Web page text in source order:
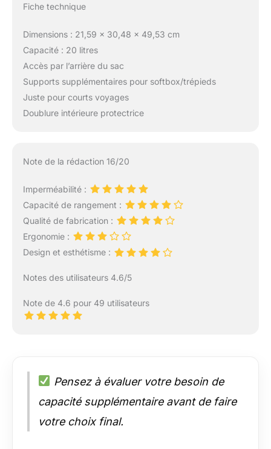
Fiche technique
Dimensions : 21,59 x 30,48 x 49,53 cm
Capacité : 20 litres
Accès par l’arrière du sac
Supports supplémentaires pour softbox/trépieds
Juste pour courts voyages
Doublure intérieure protectrice
Note de la rédaction 16/20
Imperméabilité :
Capacité de rangement :
Qualité de fabrication :
Ergonomie :
Design et esthétisme :
Notes des utilisateurs 4.6/5
Note de 4.6 pour 49 utilisateurs
Pensez à évaluer votre besoin de
capacité supplémentaire avant de faire
votre choix final.